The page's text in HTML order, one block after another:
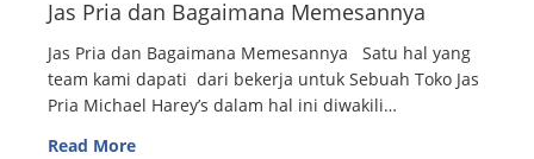
Jas Pria dan Bagaimana Memesannya
Jas Pria dan Bagaimana Memesannya Satu hal yang
team kami dapati dari bekerja untuk Sebuah Toko Jas
Pria Michael Harey’s dalam hal ini diwakili…
Read More